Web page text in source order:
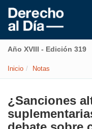
Año XVIII - Edición 319
Inicio Notas
¿Sanciones